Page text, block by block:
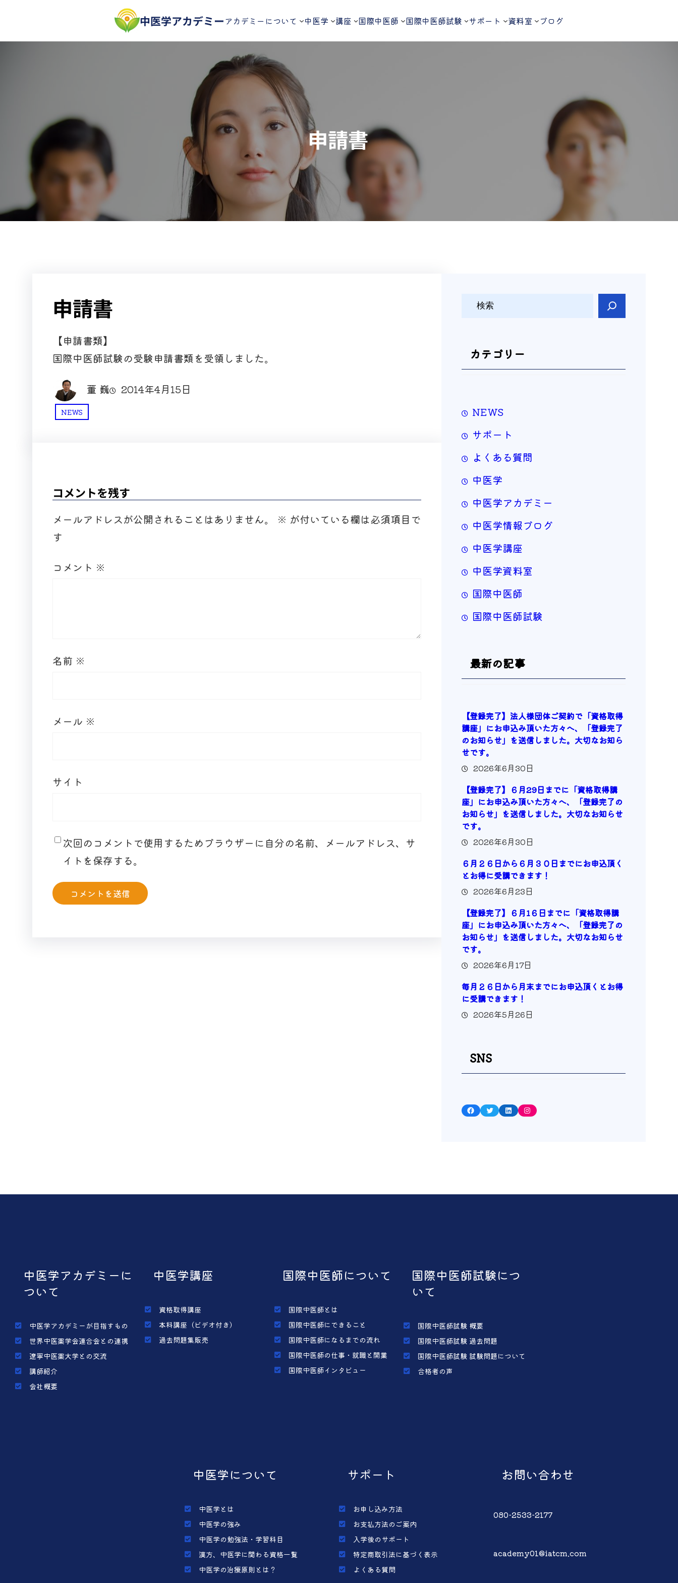
を
中医学アカデミーアカデミーについて 中医学 講座 国際中医師 国際中医師試験 サポート 資料室 ブログ
申請書
申請書
【申請書類】
国際中医師試験の受験申請書類を受領しました。
董 巍 2014年4月15日
NEWS
コメントを残す
メールアドレスが公開されることはありません。 ※ が付いている欄は必須項目で
す
コメント ※
名前 ※
メール ※
サイト
次回のコメントで使用するためブラウザーに自分の名前、メールアドレス、サ
イトを保存する。
カテゴリー
NEWS
サポート
よくある質問
中医学
中医学アカデミー
中医学情報ブログ
中医学講座
中医学資料室
国際中医師
国際中医師試験
最新の記事
【登録完了】法人様団体ご契約で「資格取得
講座」にお申込み頂いた方々へ、「登録完了
のお知らせ」を送信しました。大切なお知ら
せです。
2026年6月30日
【登録完了】６月29日までに「資格取得講
座」にお申込み頂いた方々へ、「登録完了の
お知らせ」を送信しました。大切なお知らせ
です。
2026年6月30日
６月２６日から６月３０日までにお申込頂く
とお得に受講できます！
2026年6月23日
【登録完了】６月1６日までに「資格取得講
座」にお申込み頂いた方々へ、「登録完了の
お知らせ」を送信しました。大切なお知らせ
です。
2026年6月17日
毎月２６日から月末までにお申込頂くとお得
に受講できます！
2026年5月26日
SNS
Facebook Twitter LinkedIn Instagram
中医学アカデミーに
ついて
中医学アカデミーが目指すもの
世界中医薬学会連合会との連携
遼寧中医薬大学との交流
講師紹介
会社概要
中医学講座
資格取得講座
本科講座（ビデオ付き）
過去問題集販売
国際中医師について
国際中医師とは
国際中医師にできること
国際中医師になるまでの流れ
国際中医師の仕事・就職と開業
国際中医師インタビュー
国際中医師試験につ
いて
国際中医師試験 概要
国際中医師試験 過去問題
国際中医師試験 試験問題について
合格者の声
中医学について
中医学とは
中医学の強み
中医学の勉強法・学習科目
漢方、中医学に関わる資格一覧
中医学の治療原則とは？
サポート
お申し込み方法
お支払方法のご案内
入学後のサポート
特定商取引法に基づく表示
よくある質問
お問い合わせ
080-2533-2177
academy01@iatcm.com